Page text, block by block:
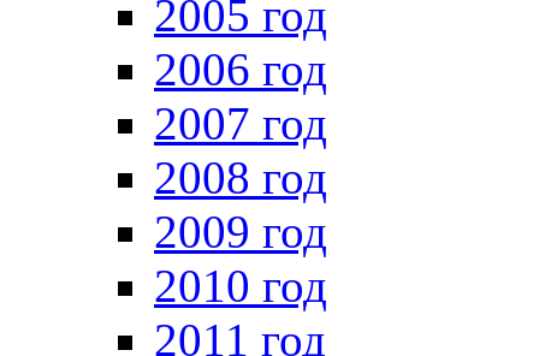
2005 год
2006 год
2007 год
2008 год
2009 год
2010 год
2011 год